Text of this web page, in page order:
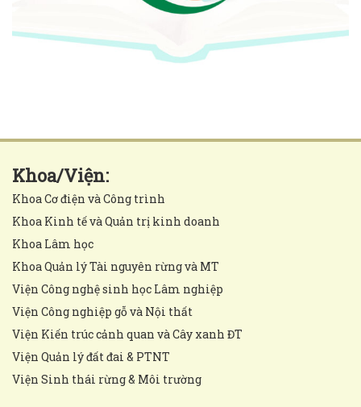
Khoa/Viện:
Khoa Cơ điện và Công trình
Khoa Kinh tế và Quản trị kinh doanh
Khoa Lâm học
Khoa Quản lý Tài nguyên rừng và MT
Viện Công nghệ sinh học Lâm nghiệp
Viện Công nghiệp gỗ và Nội thất
Viện Kiến trúc cảnh quan và Cây xanh ĐT
Viện Quản lý đất đai & PTNT
Viện Sinh thái rừng & Môi trường